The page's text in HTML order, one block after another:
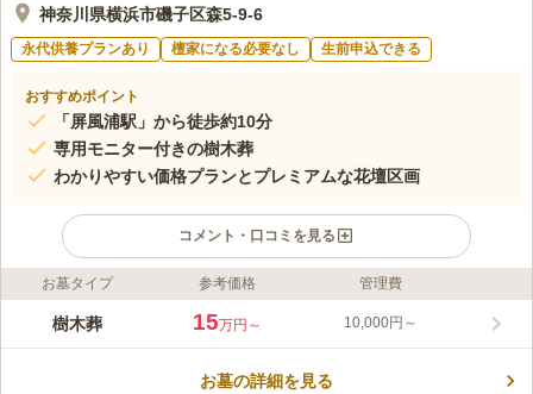
神奈川県横浜市磯子区森5-9-6
永代供養プランあり 檀家になる必要なし 生前申込できる
おすすめポイント
「屏風浦駅」から徒歩約10分
専用モニター付きの樹木葬
わかりやすい価格プランとプレミアムな花壇区画
コメント・口コミを見る
ライフドット編集部のコメント
「磯子の丘・海の見える樹木葬」は、名前の通り海の近くにある
き交う船を眺めながらゆっくりと故人を偲ぶことができます。ま
お墓タイプ 参考価格 管理費
樹木葬 15万円～ 10,000円～
お墓の詳細を見る